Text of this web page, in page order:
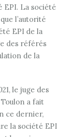
EPI. La société
l’autorité
EPI de la
des référés
de la
le juge des
a fait
ce dernier,
la société EPI